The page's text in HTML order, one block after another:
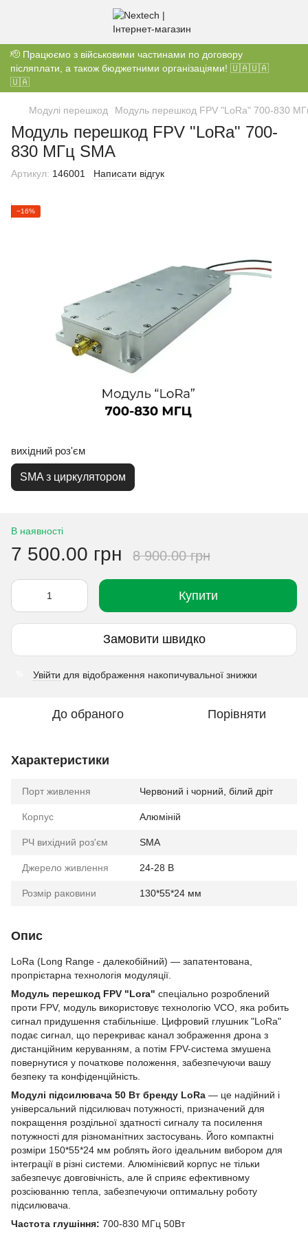
🫡 Працюємо з військовими частинами по договору
післяплати, а також бюджетними організаціями! 🇺🇦🇺🇦
🇺🇦
Модулі перешкод Модуль перешкод FPV "LoRa" 700-830
Модуль перешкод FPV "LoRa" 700-
830 МГц SMA
Артикул: 146001 Написати відгук
−16%
вихідний роз'єм
SMA з циркулятором
В наявності
7 500.00 грн 8 900.00 грн
Купити
Замовити швидко
Увійти для відображення накопичувальної знижки
До обраного Порівняти
Характеристики
Порт живлення Червоний і чорний, білий дріт
Корпус Алюміній
РЧ вихідний роз'єм SMA
Джерело живлення 24-28 В
Розмір раковини 130*55*24 мм
Опис
LoRa (Long Range - далекобійний) — запатентована,
пропрієтарна технологія модуляції.
Модуль перешкод FPV "Lora" спеціально розроблений
проти FPV, модуль використовує технологію VCO, яка робить
сигнал придушення стабільніше. Цифровий глушник "LoRa"
подає сигнал, що перекриває канал зображення дрона з
дистанційним керуванням, а потім FPV-система змушена
повернутися у початкове положення, забезпечуючи вашу
безпеку та конфіденційність.
Модулі підсилювача 50 Вт бренду LoRa — це надійний і
універсальний підсилювач потужності, призначений для
покращення роздільної здатності сигналу та посилення
потужності для різноманітних застосувань. Його компактні
розміри 150*55*24 мм роблять його ідеальним вибором для
інтеграції в різні системи. Алюмінієвий корпус не тільки
забезпечує довговічність, але й сприяє ефективному
розсіюванню тепла, забезпечуючи оптимальну роботу
підсилювача.
Частота глушіння: 700-830 МГц 50Вт